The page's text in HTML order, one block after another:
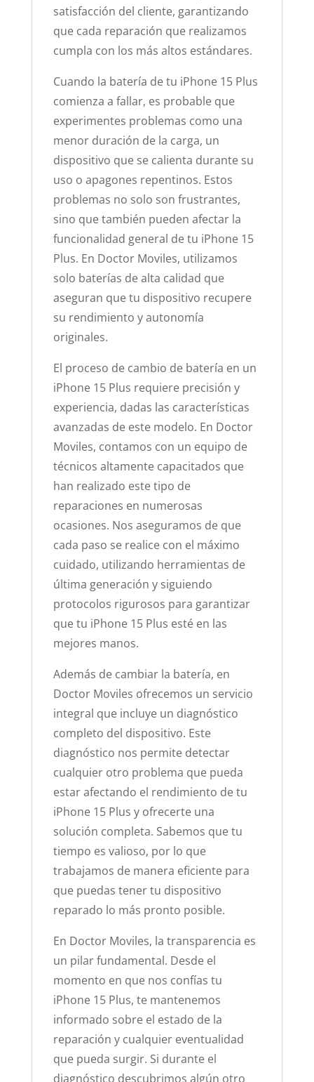
satisfacción del cliente, garantizando
que cada reparación que realizamos
cumpla con los más altos estándares.
Cuando la batería de tu iPhone 15 Plus
comienza a fallar, es probable que
experimentes problemas como una
menor duración de la carga, un
dispositivo que se calienta durante su
uso o apagones repentinos. Estos
problemas no solo son frustrantes,
sino que también pueden afectar la
funcionalidad general de tu iPhone 15
Plus. En Doctor Moviles, utilizamos
solo baterías de alta calidad que
aseguran que tu dispositivo recupere
su rendimiento y autonomía
originales.
El proceso de cambio de batería en un
iPhone 15 Plus requiere precisión y
experiencia, dadas las características
avanzadas de este modelo. En Doctor
Moviles, contamos con un equipo de
técnicos altamente capacitados que
han realizado este tipo de
reparaciones en numerosas
ocasiones. Nos aseguramos de que
cada paso se realice con el máximo
cuidado, utilizando herramientas de
última generación y siguiendo
protocolos rigurosos para garantizar
que tu iPhone 15 Plus esté en las
mejores manos.
Además de cambiar la batería, en
Doctor Moviles ofrecemos un servicio
integral que incluye un diagnóstico
completo del dispositivo. Este
diagnóstico nos permite detectar
cualquier otro problema que pueda
estar afectando el rendimiento de tu
iPhone 15 Plus y ofrecerte una
solución completa. Sabemos que tu
tiempo es valioso, por lo que
trabajamos de manera eficiente para
que puedas tener tu dispositivo
reparado lo más pronto posible.
En Doctor Moviles, la transparencia es
un pilar fundamental. Desde el
momento en que nos confías tu
iPhone 15 Plus, te mantenemos
informado sobre el estado de la
reparación y cualquier eventualidad
que pueda surgir. Si durante el
diagnóstico descubrimos algún otro